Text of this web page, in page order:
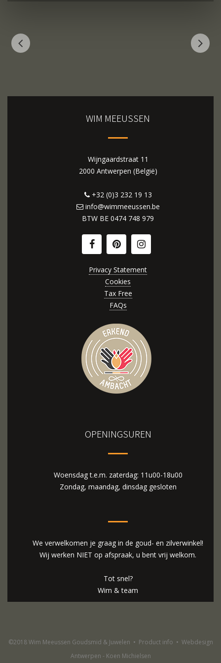
WIM MEEUSSEN
Wijngaardstraat 11
2000 Antwerpen (België)
+32 (0)3 232 19 13
info@wimmeeussen.be
BTW BE 0474 748 979
Privacy Statement
Cookies
Tax Free
FAQs
OPENINGSUREN
Woensdag t.e.m. zaterdag: 11u00-18u00
Zondag, maandag, dinsdag gesloten
We verwelkomen je graag in de goud- en zilverwinkel!
Wij werken NIET op afspraak, u bent vrij welkom.
Tot snel?
Wim & team
©2018 Wim Meeussen Goudsmid & Juwelen • Product info • Webdesign
Antwerpen - Koen Michielsen